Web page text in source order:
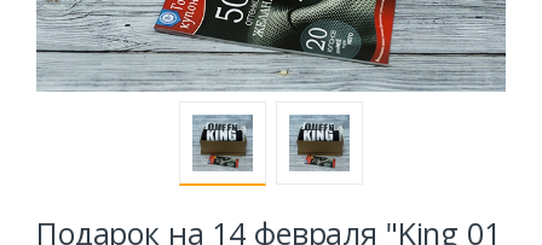
Подарок на 14 февраля "King 01